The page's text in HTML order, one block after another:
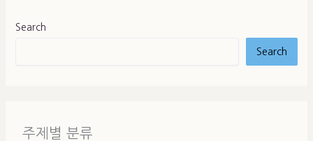
Search
Search
주제별 분류